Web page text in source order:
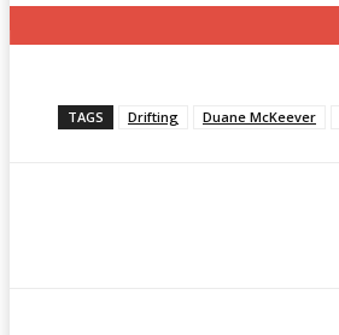
TAGS Drifting Duane McKeever